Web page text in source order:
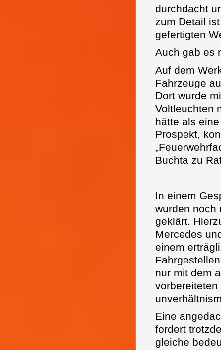
durchdacht
zum Detail
gefertigten
Auch gab es
Auf dem
Fahrzeuge
Dort wurde
Voltleuchten
hätte als
Prospekt,
Buchta zu
In einem
wurden noch
geklärt.
Mercedes
einem
nur mit dem
vorbereiteten
Eine
fordert
gleiche